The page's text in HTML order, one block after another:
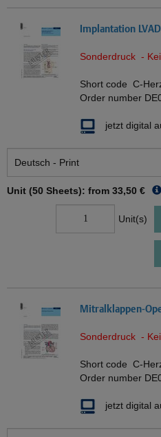
Implantation LVAD
Sonderdruck -
Short code C-
Order number
jetzt digital
Unit (50 Sheets): from 33,50 €
Unit(s)
Mitralklappen-
Sonderdruck -
Short code C-
Order number
jetzt digital